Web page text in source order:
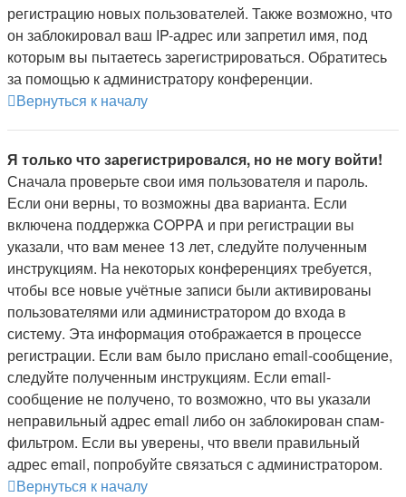
регистрацию новых пользователей. Также возможно, что
он заблокировал ваш IP-адрес или запретил имя, под
которым вы пытаетесь зарегистрироваться. Обратитесь
за помощью к администратору конференции.
Вернуться к началу
Я только что зарегистрировался, но не могу войти!
Сначала проверьте свои имя пользователя и пароль.
Если они верны, то возможны два варианта. Если
включена поддержка COPPA и при регистрации вы
указали, что вам менее 13 лет, следуйте полученным
инструкциям. На некоторых конференциях требуется,
чтобы все новые учётные записи были активированы
пользователями или администратором до входа в
систему. Эта информация отображается в процессе
регистрации. Если вам было прислано email-сообщение,
следуйте полученным инструкциям. Если email-
сообщение не получено, то возможно, что вы указали
неправильный адрес email либо он заблокирован спам-
фильтром. Если вы уверены, что ввели правильный
адрес email, попробуйте связаться с администратором.
Вернуться к началу